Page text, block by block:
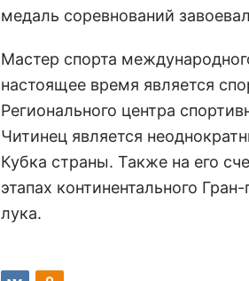
медаль соревнований
Мастер спорта
настоящее время является
Регионального центра
Читинец является
Кубка страны. Также на его
этапах континентального
лука.